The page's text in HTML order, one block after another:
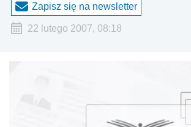
Zapisz się na newsletter
22 lutego 2007, 08:18